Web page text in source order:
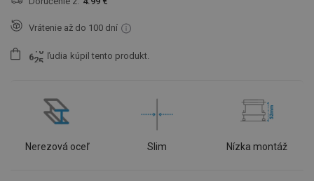
Vrátenie až do 100 dní
625 ľudia kúpil tento produkt.
Nerezová oceľ Slim Nízka montáž